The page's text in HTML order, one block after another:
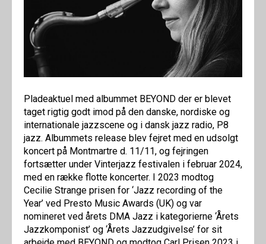
Pladeaktuel med albummet BEYOND der er blevet
taget rigtig godt imod på den danske, nordiske og
internationale jazzscene og i dansk jazz radio, P8
jazz. Albummets release blev fejret med en udsolgt
koncert på Montmartre d. 11/11, og fejringen
fortsætter under Vinterjazz festivalen i februar 2024,
med en række flotte koncerter. I 2023 modtog
Cecilie Strange prisen for ‘Jazz recording of the
Year’ ved Presto Music Awards (UK) og var
nomineret ved årets DMA Jazz i kategorierne ‘Årets
Jazzkomponist’ og ‘Årets Jazzudgivelse’ for sit